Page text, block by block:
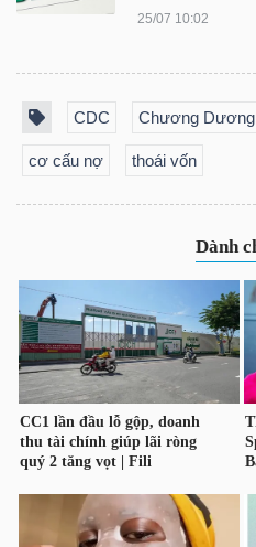
25/07 10:02
CDC Chương Dương
cơ cấu nợ thoái vốn
NGUYÊN
NGHIỆP
TIÊU
DÙNG
KHÔNG
THIẾT